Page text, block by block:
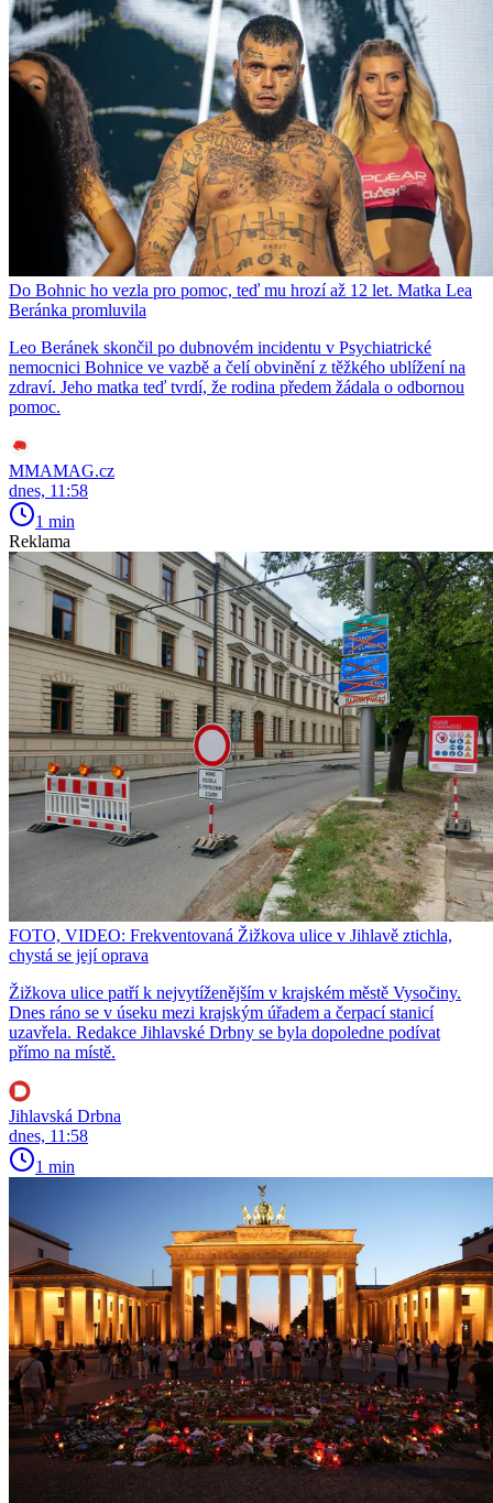
Do Bohnic ho vezla pro pomoc, teď mu hrozí až 12 let. Matka Lea
Beránka promluvila
Leo Beránek skončil po dubnovém incidentu v Psychiatrické
nemocnici Bohnice ve vazbě a čelí obvinění z těžkého ublížení na
zdraví. Jeho matka teď tvrdí, že rodina předem žádala o odbornou
pomoc.
MMAMAG.cz
dnes, 11:58
1 min
Reklama
FOTO, VIDEO: Frekventovaná Žižkova ulice v Jihlavě ztichla,
chystá se její oprava
Žižkova ulice patří k nejvytíženějším v krajském městě Vysočiny.
Dnes ráno se v úseku mezi krajským úřadem a čerpací stanicí
uzavřela. Redakce Jihlavské Drbny se byla dopoledne podívat
přímo na místě.
Jihlavská Drbna
dnes, 11:58
1 min